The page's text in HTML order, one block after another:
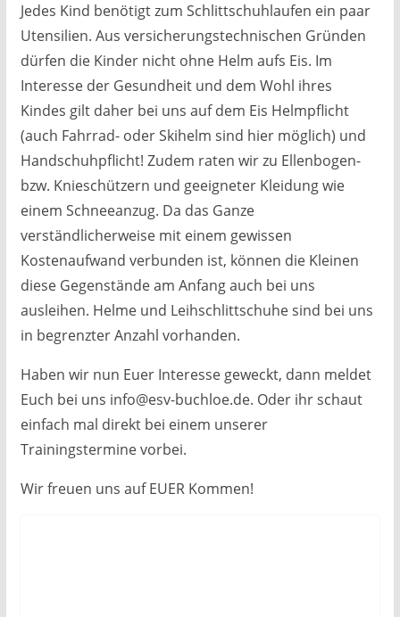
Jedes Kind benötigt zum Schlittschuhlaufen ein paar
Utensilien. Aus versicherungstechnischen Gründen
dürfen die Kinder nicht ohne Helm aufs Eis. Im
Interesse der Gesundheit und dem Wohl ihres
Kindes gilt daher bei uns auf dem Eis Helmpflicht
(auch Fahrrad- oder Skihelm sind hier möglich) und
Handschuhpflicht! Zudem raten wir zu Ellenbogen-
bzw. Knieschützern und geeigneter Kleidung wie
einem Schneeanzug. Da das Ganze
verständlicherweise mit einem gewissen
Kostenaufwand verbunden ist, können die Kleinen
diese Gegenstände am Anfang auch bei uns
ausleihen. Helme und Leihschlittschuhe sind bei uns
in begrenzter Anzahl vorhanden.
Haben wir nun Euer Interesse geweckt, dann meldet
Euch bei uns info@esv-buchloe.de. Oder ihr schaut
einfach mal direkt bei einem unserer
Trainingstermine vorbei.
Wir freuen uns auf EUER Kommen!